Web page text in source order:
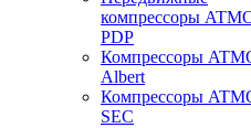
компрессоры
PDP
Компрессоры
Albert
Компрессоры
SEC